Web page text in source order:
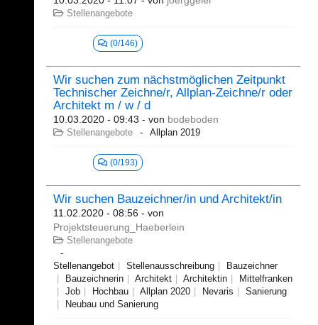
Stellenangebote
(0/146)
Wir suchen zum nächstmöglichen Zeitpunkt
Technischer Zeichne/r, Allplan-Zeichne/r oder
Architekt m / w / d
10.03.2020 - 09:43 - von bodeboden
Stellenangebote Allplan 2019
(0/193)
Wir suchen Bauzeichner/in und Architekt/in
11.02.2020 - 08:56 - von
Projektsteuerung_Haeberlein
Stellenangebote
Stellenangebot Stellenausschreibung
Bauzeichner
Bauzeichnerin
Architekt Architektin
Mittelfranken
Job
Hochbau Allplan 2020 Nevaris
Sanierung
Neubau und Sanierung